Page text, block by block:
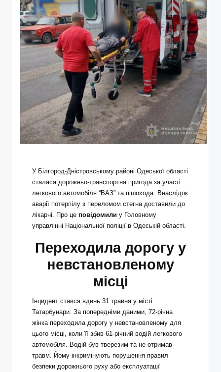
У Білгород-Дністровському районі Одеської області
сталася дорожньо-транспортна пригода за участі
легкового автомобіля “ВАЗ” та пішохода. Внаслідок
аварії потерпілу з переломом стегна доставили до
лікарні. Про це повідомили у Головному
управлінні Національної поліції в Одеській області.
Переходила дорогу у
невстановленому
місці
Інцидент стався вдень 31 травня у місті
Татарбунари. За попередніми даними, 72‑річна
жінка переходила дорогу у невстановленому для
цього місці, коли її збив 61‑річний водій легкового
автомобіля. Водій був тверезим та не отримав
травм. Йому інкримінують порушення правил
безпеки дорожнього руху або експлуатації